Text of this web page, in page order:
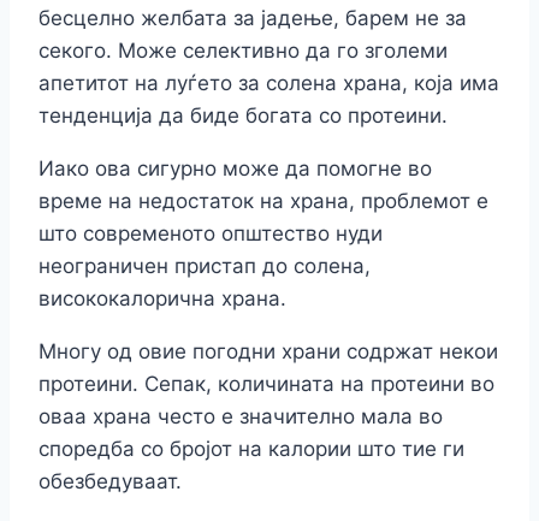
бесцелно желбата за јадење, барем не за
секого. Може селективно да го зголеми
апетитот на луѓето за солена храна, која има
тенденција да биде богата со протеини.
Иако ова сигурно може да помогне во
време на недостаток на храна, проблемот е
што современото општество нуди
неограничен пристап до солена,
висококалорична храна.
Многу од овие погодни храни содржат некои
протеини. Сепак, количината на протеини во
оваа храна често е значително мала во
споредба со бројот на калории што тие ги
обезбедуваат.